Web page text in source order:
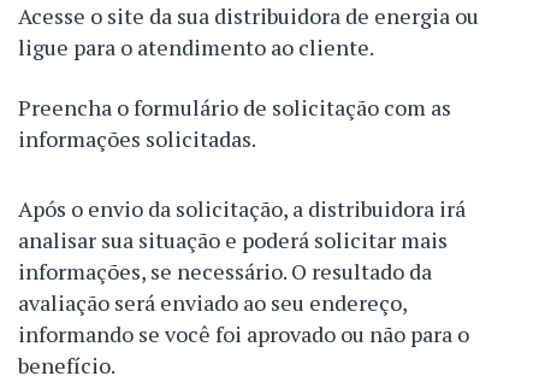
Acesse o site da sua distribuidora de energia ou
ligue para o atendimento ao cliente.
Preencha o formulário de solicitação com as
informações solicitadas.
Após o envio da solicitação, a distribuidora irá
analisar sua situação e poderá solicitar mais
informações, se necessário. O resultado da
avaliação será enviado ao seu endereço,
informando se você foi aprovado ou não para o
benefício.